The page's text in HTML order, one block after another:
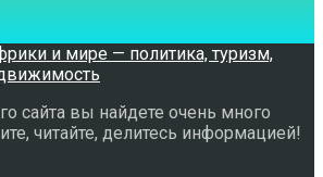
сайта вы найдете очень много
читайте, делитесь информацией!